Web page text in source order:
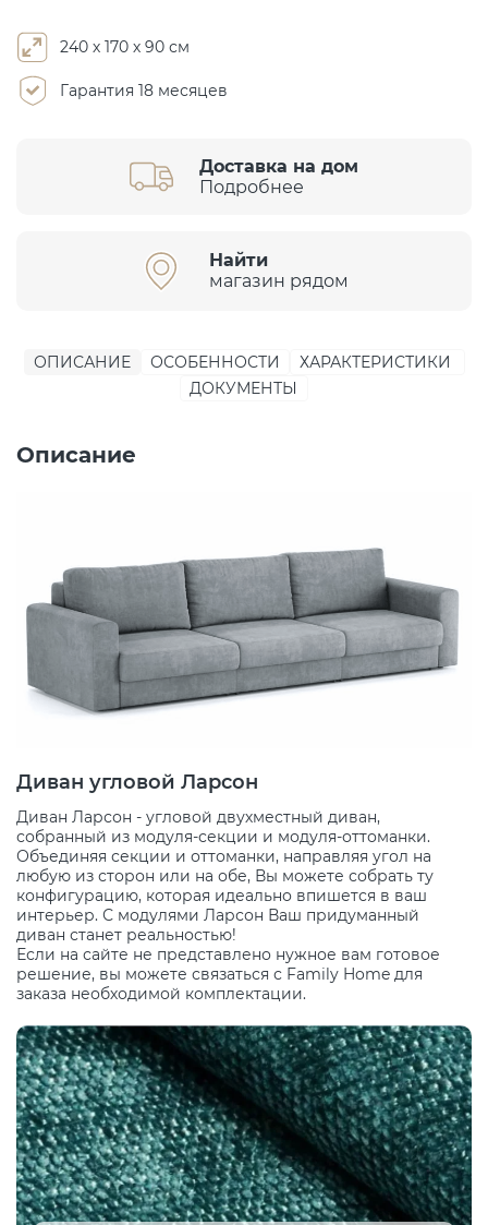
240 х 170 х 90 см
Гарантия 18 месяцев
Доставка на дом
Подробнее
Найти
магазин рядом
ОПИСАНИЕ ОСОБЕННОСТИ
ХАРАКТЕРИСТИКИ
ДОКУМЕНТЫ
Описание
Диван угловой Ларсон
Диван Ларсон - угловой двухместный диван,
собранный из модуля-секции и модуля-оттоманки.
Объединяя секции и оттоманки, направляя угол на
любую из сторон или на обе, Вы можете собрать ту
конфигурацию, которая идеально впишется в ваш
интерьер. С модулями Ларсон Ваш придуманный
диван станет реальностью!
Если на сайте не представлено нужное вам готовое
решение, вы можете связаться с Family Home для
заказа необходимой комплектации.